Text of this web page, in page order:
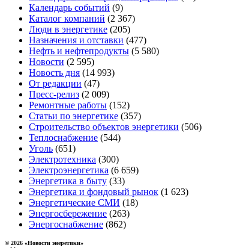
Календарь событий (9)
Каталог компаний (2 367)
Люди в энергетике (205)
Назначения и отставки (477)
Нефть и нефтепродукты (5 580)
Новости (2 595)
Новость дня (14 993)
От редакции (47)
Пресс-релиз (2 009)
Ремонтные работы (152)
Статьи по энергетике (357)
Строительство объектов энергетики (506)
Теплоснабжение (544)
Уголь (651)
Электротехника (300)
Электроэнергетика (6 659)
Энергетика в быту (33)
Энергетика и фондовый рынок (1 623)
Энергетические СМИ (18)
Энергосбережение (263)
Энергоснабжение (862)
© 2026 «Новости энеретики»